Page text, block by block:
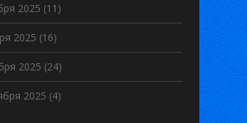
2025 (11)
2025 (16)
2025 (24)
2025 (4)